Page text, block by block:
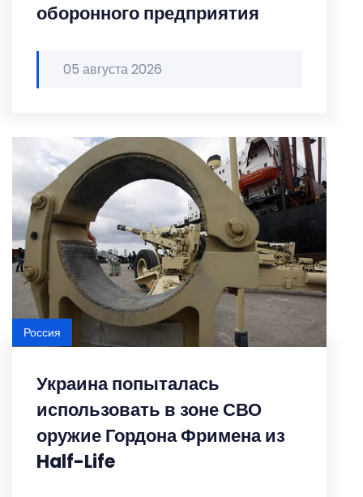
оборонного предприятия
05 августа 2026
Украина попыталась
использовать в зоне СВО
оружие Гордона Фримена из
Half-Life
Россия